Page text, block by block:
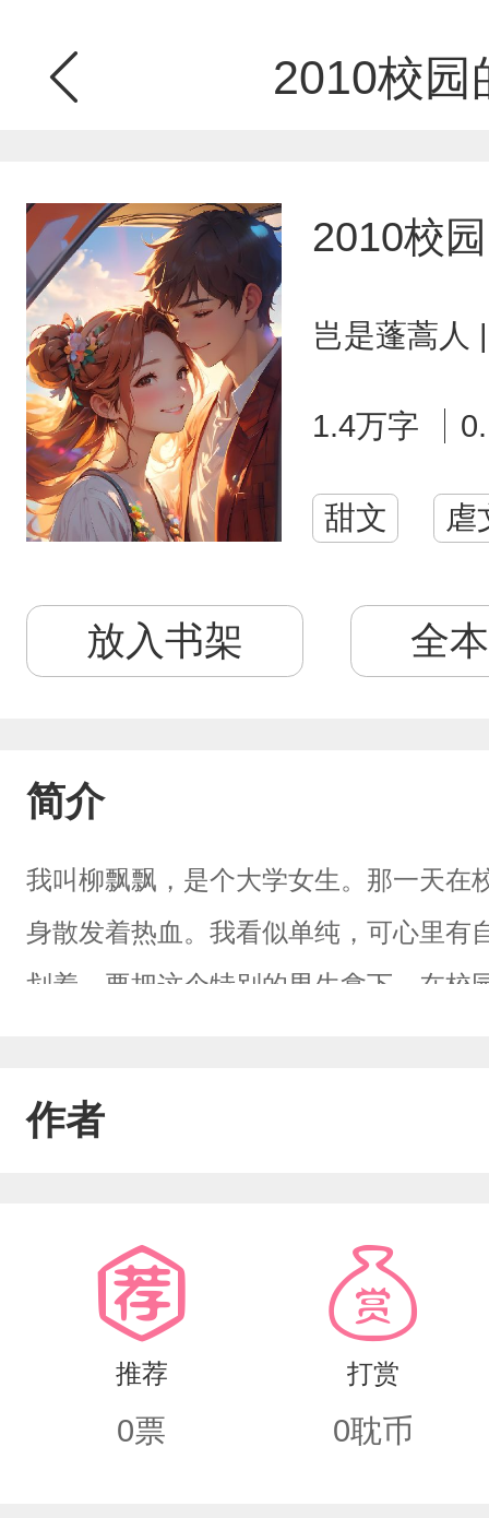
2010校园
2010校
岂是蓬蒿人
1.4万字
甜文 虐
放入书架 全
简介
我叫柳飘飘，是个大学女生。那一天在
身散发着热血。我看似单纯，可心里有
划着，要把这个特别的男生拿下。在校
作者
推荐
0票
打赏
0耽币